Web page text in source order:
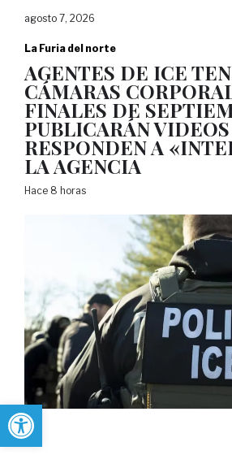
Abrir barra de herramientas
agosto 7, 2026
La Furia del norte
AGENTES DE ICE
CÁMARAS
FINALES DE
PUBLICARÁN
RESPONDEN A
LA AGENCIA
Hace 8 horas